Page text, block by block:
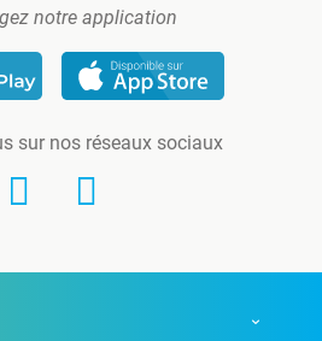
notre application
sur nos réseaux sociaux